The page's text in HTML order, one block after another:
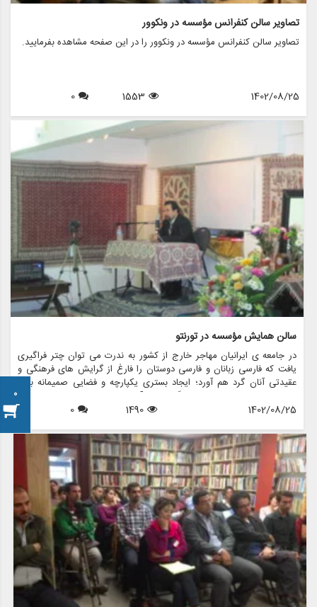
0
تصاویر سالن کنفرانس مؤسسه در ونکوور
تصاویر سالن کنفرانس مؤسسه در ونکوور را در این صفحه مشاهده بفرمایید.
1402/08/25
1553
0
سالن همایش مؤسسه در تورنتو
در جامعه ی ایرانیان مهاجر خارج از کشور به ندرت می توان چتر فراگیری
یافت که فارسی زبانان و فارسی دوستان را فارغ از گرایش های فرهنگی و
عقیدتی آنان گرد هم آورد؛ ایجاد بستری یکپارچه و فضایی صمیمانه برای
خوانش و تبادل ادبیات و فرهنگ ایرانی آرزویی دیرین و در عین حال دور
است.
1402/08/25
1490
0